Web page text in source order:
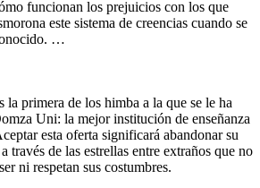
funcionan los prejuicios con los que
este sistema de creencias cuando se
…
la primera de los himba a la que se le ha
Uni: la mejor institución de enseñanza
esta oferta significará abandonar su
través de las estrellas entre extraños que no
ni respetan sus costumbres.